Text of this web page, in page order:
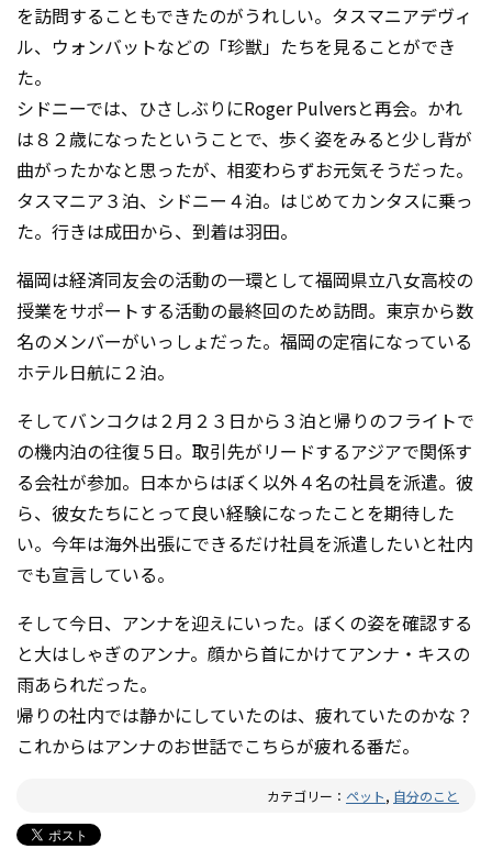
を訪問することもできたのがうれしい。タスマニアデヴィ
ル、ウォンバットなどの「珍獣」たちを見ることができ
た。
シドニーでは、ひさしぶりにRoger Pulversと再会。かれ
は８２歳になったということで、歩く姿をみると少し背が
曲がったかなと思ったが、相変わらずお元気そうだった。
タスマニア３泊、シドニー４泊。はじめてカンタスに乗っ
た。行きは成田から、到着は羽田。
福岡は経済同友会の活動の一環として福岡県立八女高校の
授業をサポートする活動の最終回のため訪問。東京から数
名のメンバーがいっしょだった。福岡の定宿になっている
ホテル日航に２泊。
そしてバンコクは２月２３日から３泊と帰りのフライトで
の機内泊の往復５日。取引先がリードするアジアで関係す
る会社が参加。日本からはぼく以外４名の社員を派遣。彼
ら、彼女たちにとって良い経験になったことを期待した
い。今年は海外出張にできるだけ社員を派遣したいと社内
でも宣言している。
そして今日、アンナを迎えにいった。ぼくの姿を確認する
と大はしゃぎのアンナ。顔から首にかけてアンナ・キスの
雨あられだった。
帰りの社内では静かにしていたのは、疲れていたのかな？
これからはアンナのお世話でこちらが疲れる番だ。
カテゴリー： ペット, 自分のこと